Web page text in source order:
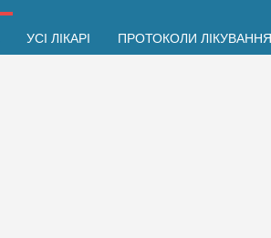
УСІ ЛІКАРІ ПРОТОКОЛИ ЛІКУВАННЯ